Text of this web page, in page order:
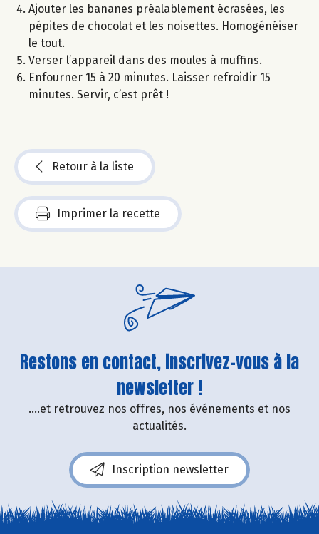
Ajouter les bananes préalablement écrasées, les
pépites de chocolat et les noisettes. Homogénéiser
le tout.
Verser l’appareil dans des moules à muffins.
Enfourner 15 à 20 minutes. Laisser refroidir 15
minutes. Servir, c’est prêt !
Retour à la liste
Imprimer la recette
Restons en contact, inscrivez-vous à la
newsletter !
....et retrouvez nos offres, nos événements et nos
actualités.
Inscription newsletter